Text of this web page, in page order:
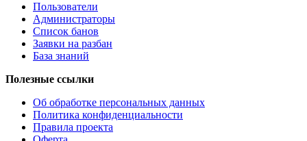
Пользователи
Администраторы
Список банов
Заявки на разбан
База знаний
Полезные ссылки
Об обработке персональных данных
Политика конфиденциальности
Правила проекта